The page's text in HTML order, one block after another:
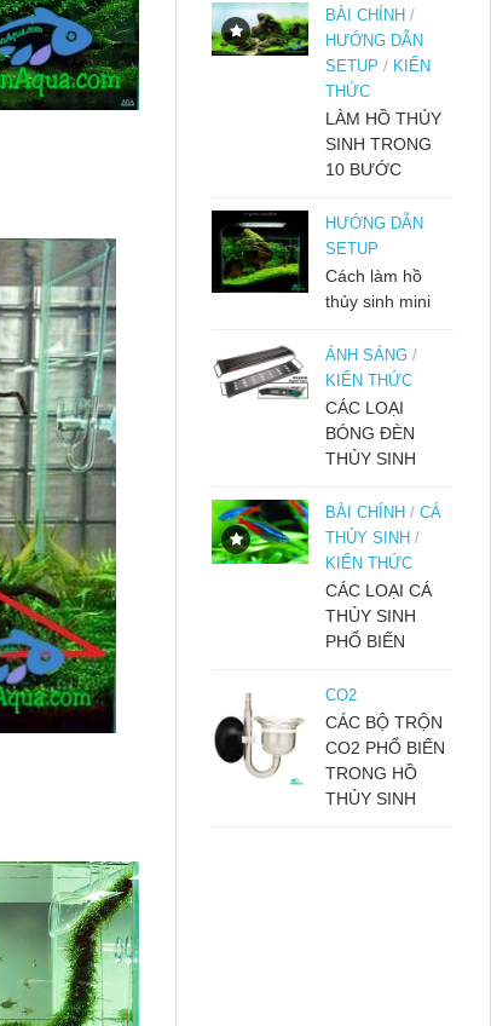
BÀI CHÍNH /
HƯỚNG DẪN
SETUP / KIẾN
THỨC
LÀM HỒ THỦY
SINH TRONG
10 BƯỚC
HƯỚNG DẪN
SETUP
Cách làm hồ
thủy sinh mini
ÁNH SÁNG /
KIẾN THỨC
CÁC LOẠI
BÓNG ĐÈN
THỦY SINH
BÀI CHÍNH / CÁ
THỦY SINH /
KIẾN THỨC
CÁC LOẠI CÁ
THỦY SINH
PHỔ BIẾN
CO2
CÁC BỘ TRỘN
CO2 PHỔ BIẾN
TRONG HỒ
THỦY SINH